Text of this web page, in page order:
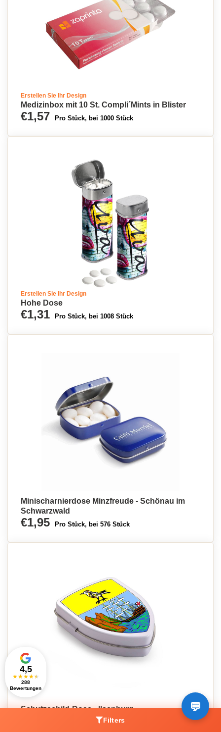
Erstellen Sie Ihr Design
Medizinbox mit 10 St. Compli´Mints in Blister
€1,57 Pro Stück, bei 1000 Stück
Erstellen Sie Ihr Design
Hohe Dose
€1,31 Pro Stück, bei 1008 Stück
Minischarnierdose Minzfreude - Schönau im
Schwarzwald
€1,95 Pro Stück, bei 576 Stück
Schutzschild-Dose - Ilsenburg
Pro Stück, bei 1000 Stück
Filters
4,5
★★★★★
288
Bewertungen